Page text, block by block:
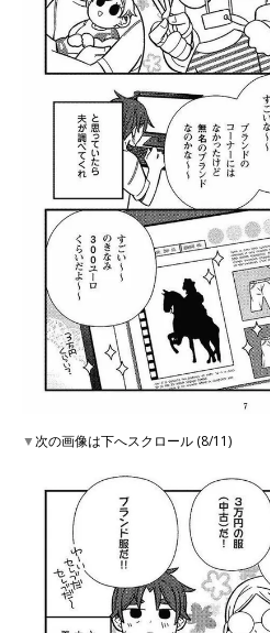
▼次の画像は下へスクロール (8/11)